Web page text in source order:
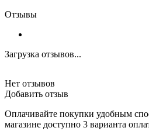
Отзывы
Загрузка отзывов...
Нет отзывов
Добавить отзыв
Оплачивайте покупки удобным
магазине доступно 3 варианта